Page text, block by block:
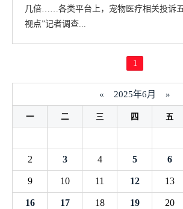
几倍……各类平台上，宠物医疗相关投诉
视点”记者调查...
1
« 2025年6月 »
一 二 三 四 五
2 3 4 5 6
9 10 11 12 13
16 17 18 19 20